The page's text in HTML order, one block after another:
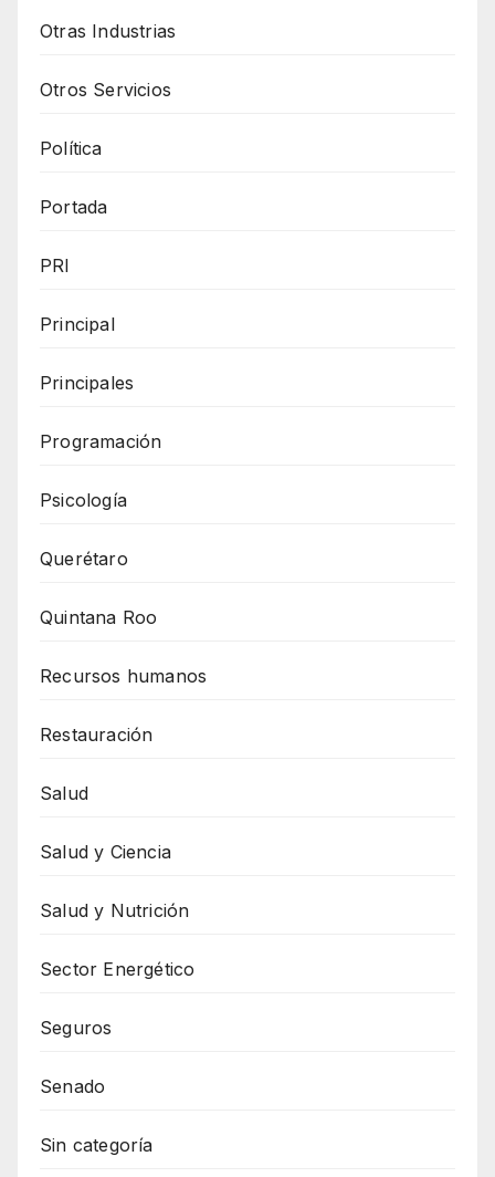
Otras Industrias
Otros Servicios
Política
Portada
PRI
Principal
Principales
Programación
Psicología
Querétaro
Quintana Roo
Recursos humanos
Restauración
Salud
Salud y Ciencia
Salud y Nutrición
Sector Energético
Seguros
Senado
Sin categoría